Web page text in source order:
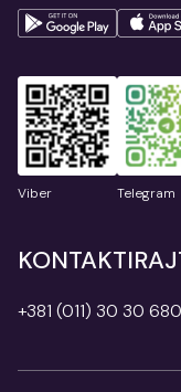
Viber Telegram
+381 (011) 30 30 680